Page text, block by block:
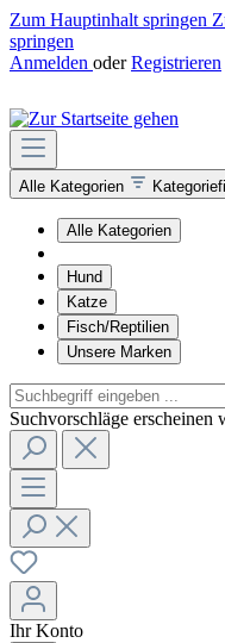
Zum Hauptinhalt springen
springen
Anmelden oder Registrieren
Alle Kategorien
Alle Kategorien
Hund
Katze
Fisch/Reptilien
Unsere Marken
Suchvorschläge erscheinen
Ihr Konto